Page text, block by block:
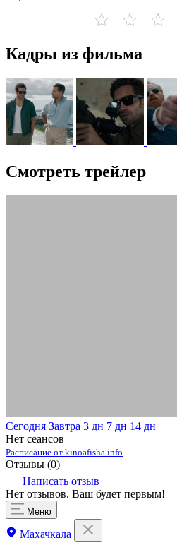
Кадры из фильма
Смотреть трейлер
Сегодня Завтра 3 дн 7 дн 14 дн
Нет сеансов
Расписание от kinoafisha.info
Отзывы (0)
Написать отзыв
Нет отзывов. Ваш будет первым!
Меню
Махачкала